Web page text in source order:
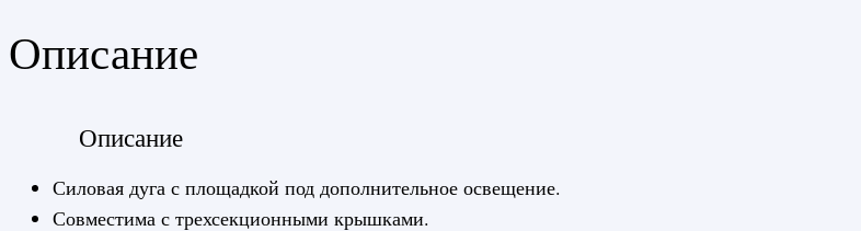
Описание
Описание
Силовая дуга с площадкой под дополнительное освещение.
Совместима с трехсекционными крышками.